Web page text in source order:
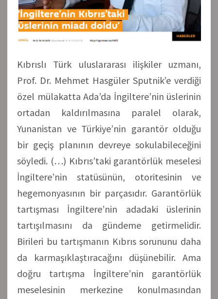
Kıbrıslı Türk uluslararası ilişkiler uzmanı,
Prof. Dr. Mehmet Hasgüler Sputnik’e verdiği
özel mülakatta Ada’da İngiltere’nin üslerinin
ortadan kaldırılmasına paralel olarak,
Yunanistan ve Türkiye’nin garantör olduğu
bir geçiş planının devreye sokulabileceğini
söyledi. (…) Kıbrıs’taki garantörlük meselesi
İngiltere’nin statüsünün, otoritesinin ve
hegemonyasının bir parçasıdır. Garantörlük
tartışması İngiltere’nin adadaki üslerinin
tartışılmasını da gündeme getirmelidir.
Birileri bu tartışmanın Kıbrıs sorununu daha
da karmaşıklaştıracağını düşünebilir. Ama
doğru tartışma İngiltere’nin garantörlük
meselesinin merkezine konulmasından